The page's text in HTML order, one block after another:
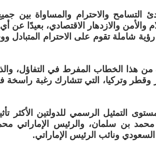
التسامح والاحترام والمساواة بين
والازدهار الاقتصادي، بعيدًا عن أي
شاملة تقوم على الاحترام المتبادل
هذا الخطاب المفرط في التفاؤل،
وقطر وتركيا، التي تتشارك رغبة
التمثيل الرسمي للدولتين الأكثر
بن سلمان، والرئيس الإماراتي
ونائب الرئيس الإماراتي.